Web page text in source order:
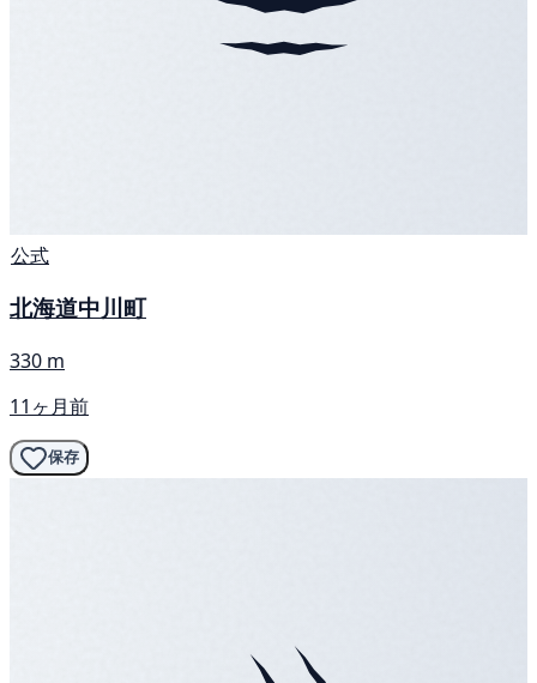
公式
北海道中川町
330 m
11ヶ月前
保存